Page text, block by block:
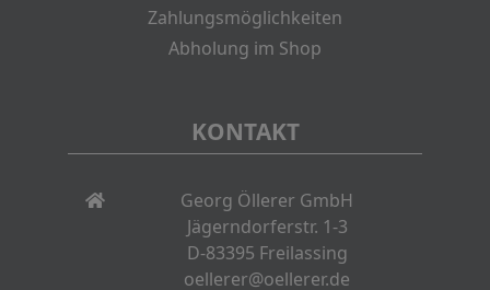
Zahlungsmöglichkeiten
Abholung im Shop
KONTAKT
Georg Öllerer GmbH
Jägerndorferstr. 1-3
D-83395 Freilassing
oellerer@oellerer.de